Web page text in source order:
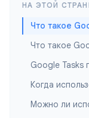
НА ЭТОЙ
Что такое
Что такое